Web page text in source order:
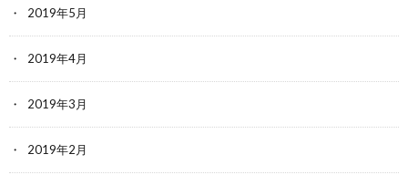
2019年5月
2019年4月
2019年3月
2019年2月